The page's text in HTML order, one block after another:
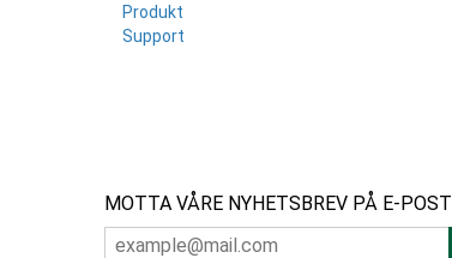
Produkt
Support
MOTTA VÅRE NYHETSBREV PÅ E-POST